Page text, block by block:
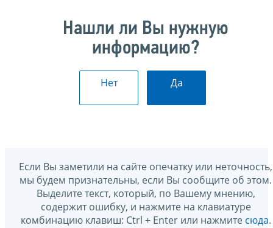
Нашли ли Вы нужную
информацию?
Нет Да
Если Вы заметили на сайте опечатку или неточность,
мы будем признательны, если Вы сообщите об этом.
Выделите текст, который, по Вашему мнению,
содержит ошибку, и нажмите на клавиатуре
комбинацию клавиш: Ctrl + Enter или нажмите сюда.